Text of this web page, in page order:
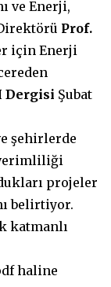
ve Enerji,
Prof.
için Enerji
Dergisi Şubat
şehirlerde
projeler
belirtiyor.
katmanlı
haline